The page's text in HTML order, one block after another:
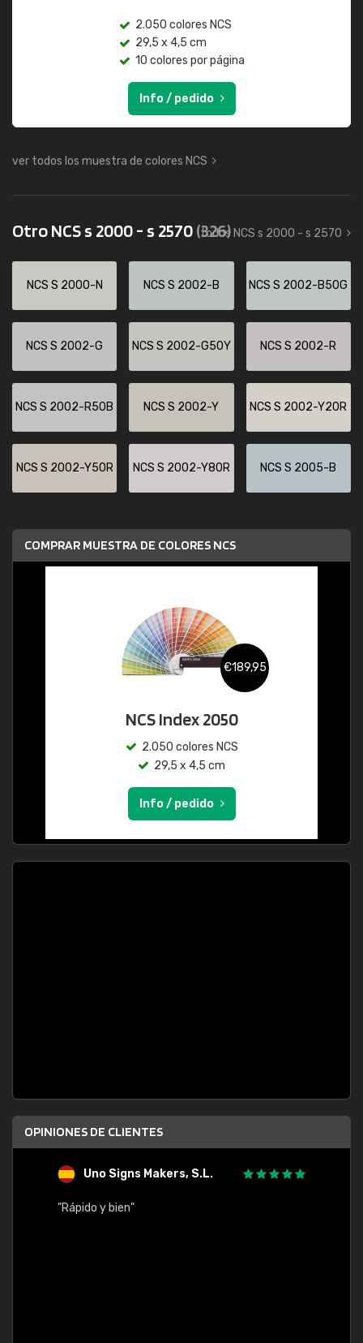
2.050 colores NCS
29,5 x 4,5 cm
10 colores por página
Info / pedido
ver todos los muestra de colores NCS
Otro NCS s 2000 - s 2570(326)
todos NCS s 2000 - s 2570
NCS S 2000-N NCS S 2002-B NCS S 2002-B50G
NCS S 2002-G NCS S 2002-G50Y NCS S 2002-R
NCS S 2002-R50B NCS S 2002-Y NCS S 2002-Y20R
NCS S 2002-Y50R NCS S 2002-Y80R NCS S 2005-B
COMPRAR MUESTRA DE COLORES NCS
€189,95
NCS Index 2050
2.050 colores NCS
29,5 x 4,5 cm
Info / pedido
OPINIONES DE CLIENTES
Uno Signs Makers, S.L.
"Rápido y bien"